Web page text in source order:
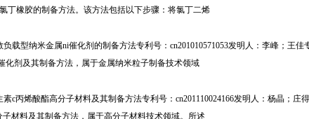
丁橡胶的制备方法。该方法包括以下步骤：将氯丁二烯
载型纳米金属ni催化剂的制备方法专利号：cn201010571053发明人：李峰；王
化剂及其制备方法，属于金属纳米粒子制备技术领域
c丙烯酸酯高分子材料及其制备方法专利号：cn201110024166发明人：杨晶；庄
材料及其制备方法，属于高分子材料技术领域。所述